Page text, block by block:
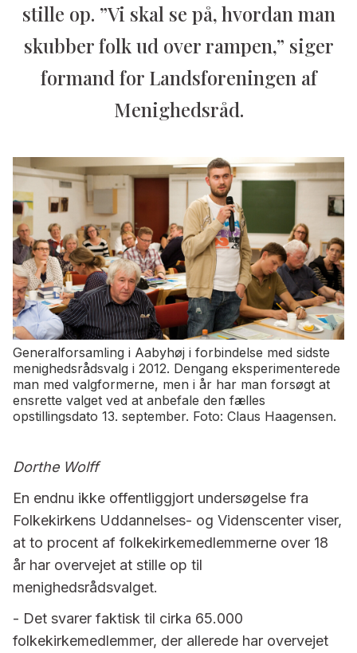
stille op. ”Vi skal se på, hvordan man
skubber folk ud over rampen,” siger
formand for Landsforeningen af
Menighedsråd.
Generalforsamling i Aabyhøj i forbindelse med sidste
menighedsrådsvalg i 2012. Dengang eksperimenterede
man med valgformerne, men i år har man forsøgt at
ensrette valget ved at anbefale den fælles
opstillingsdato 13. september. Foto: Claus Haagensen.
Dorthe Wolff
En endnu ikke offentliggjort undersøgelse fra
Folkekirkens Uddannelses- og Videnscenter viser,
at to procent af folkekirkemedlemmerne over 18
år har overvejet at stille op til
menighedsrådsvalget.
- Det svarer faktisk til cirka 65.000
folkekirkemedlemmer, der allerede har overvejet